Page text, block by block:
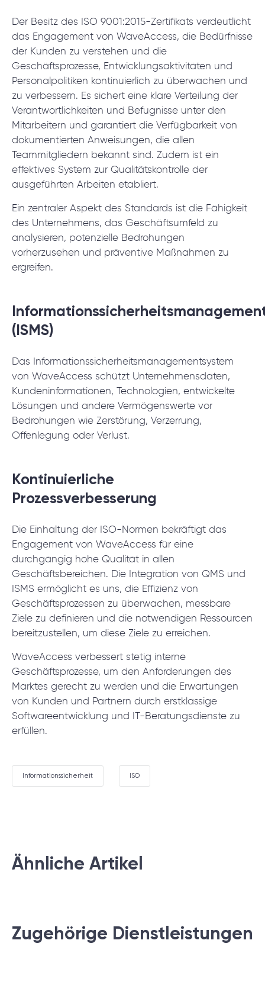
Der Besitz des ISO 9001:2015-Zertifikats verdeutlicht
das Engagement von WaveAccess, die Bedürfnisse
der Kunden zu verstehen und die
Geschäftsprozesse, Entwicklungsaktivitäten und
Personalpolitiken kontinuierlich zu überwachen und
zu verbessern. Es sichert eine klare Verteilung der
Verantwortlichkeiten und Befugnisse unter den
Mitarbeitern und garantiert die Verfügbarkeit von
dokumentierten Anweisungen, die allen
Teammitgliedern bekannt sind. Zudem ist ein
effektives System zur Qualitätskontrolle der
ausgeführten Arbeiten etabliert.
Ein zentraler Aspekt des Standards ist die Fähigkeit
des Unternehmens, das Geschäftsumfeld zu
analysieren, potenzielle Bedrohungen
vorherzusehen und präventive Maßnahmen zu
ergreifen.
(ISMS)
Das Informationssicherheitsmanagementsystem
von WaveAccess schützt Unternehmensdaten,
Kundeninformationen, Technologien, entwickelte
Lösungen und andere Vermögenswerte vor
Bedrohungen wie Zerstörung, Verzerrung,
Offenlegung oder Verlust.
Kontinuierliche
Prozessverbesserung
Die Einhaltung der ISO-Normen bekräftigt das
Engagement von WaveAccess für eine
durchgängig hohe Qualität in allen
Geschäftsbereichen. Die Integration von QMS und
ISMS ermöglicht es uns, die Effizienz von
Geschäftsprozessen zu überwachen, messbare
Ziele zu definieren und die notwendigen Ressourcen
bereitzustellen, um diese Ziele zu erreichen.
WaveAccess verbessert stetig interne
Geschäftsprozesse, um den Anforderungen des
Marktes gerecht zu werden und die Erwartungen
von Kunden und Partnern durch erstklassige
Softwareentwicklung und IT-Beratungsdienste zu
erfüllen.
Informationssicherheit ISO
Ähnliche Artikel
Zugehörige Dienstleistungen